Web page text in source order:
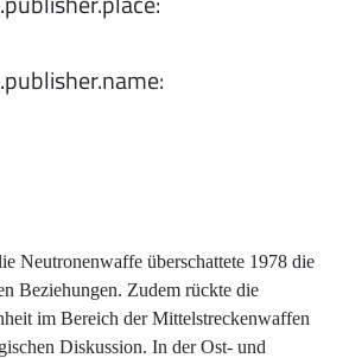
Neutronenwaffe überschattete 1978 die
Beziehungen. Zudem rückte die
im Bereich der Mittelstreckenwaffen
Diskussion. In der Ost- und